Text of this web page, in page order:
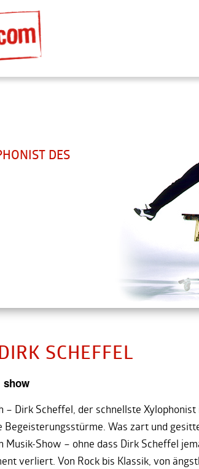
DES
SCHEFFEL
show
– Dirk Scheffel, der schnellste
Was zart und
Musik-Show – ohne dass Dirk Scheffel
verliert. Von Rock bis Klassik, von